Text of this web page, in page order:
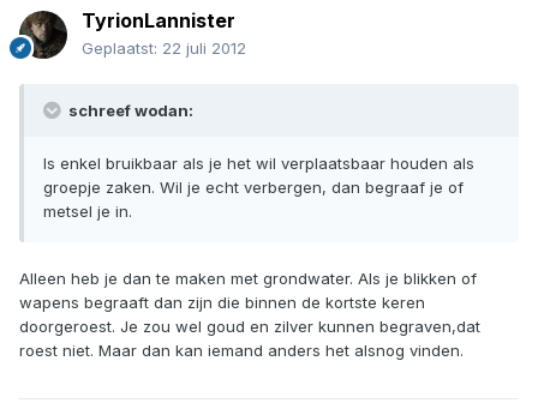
TyrionLannister
Geplaatst: 22 juli 2012
schreef wodan:
Is enkel bruikbaar als je het wil verplaatsbaar houden als
groepje zaken. Wil je echt verbergen, dan begraaf je of
metsel je in.
Alleen heb je dan te maken met grondwater. Als je blikken of
wapens begraaft dan zijn die binnen de kortste keren
doorgeroest. Je zou wel goud en zilver kunnen begraven,dat
roest niet. Maar dan kan iemand anders het alsnog vinden.